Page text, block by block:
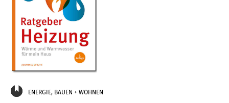
ENERGIE, BAUEN + WOHNEN